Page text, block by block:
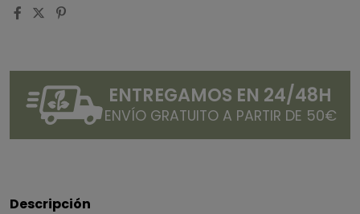
ENTREGAMOS EN 24/48H
ENVÍO GRATUITO A PARTIR DE 50€
Descripción